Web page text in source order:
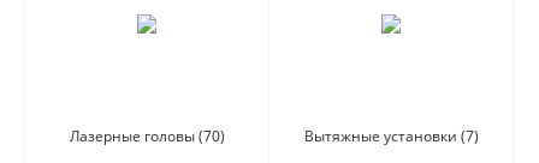
Лазерные головы(70) Вытяжные установки (7)